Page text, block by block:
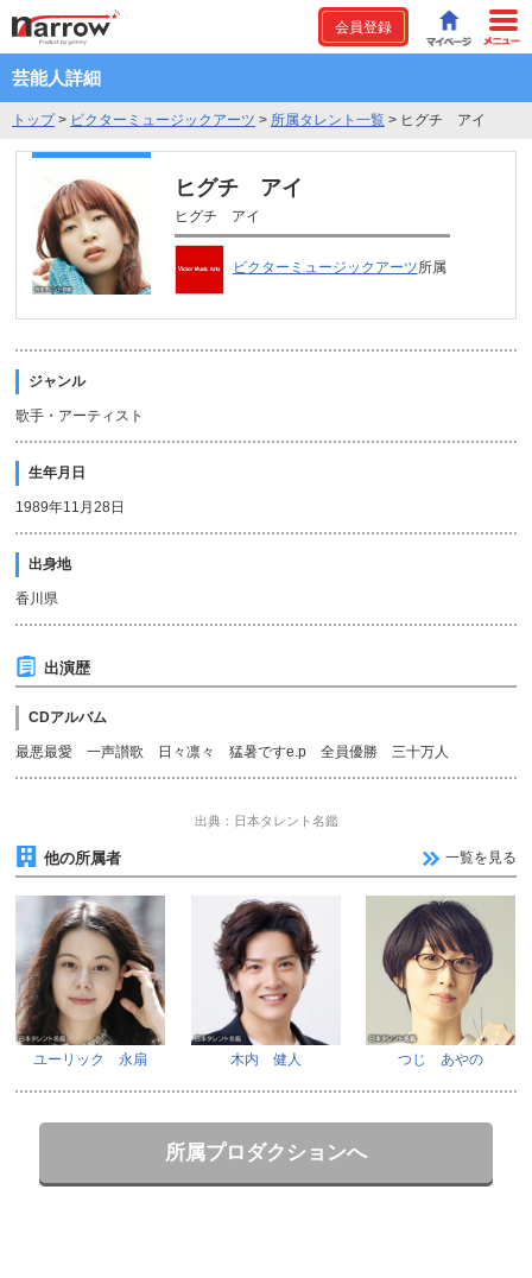
会員登録
芸能人詳細
トップ> ビクターミュージックアーツ > 所属タレント一覧 > ヒグチ アイ
ヒグチ アイ
ヒグチ アイ
ビクターミュージックアーツ所属
ジャンル
歌手・アーティスト
生年月日
1989年11月28日
出身地
香川県
出演歴
CDアルバム
最悪最愛 一声讃歌 日々凛々 猛暑ですe.p 全員優勝 三十万人
出典：日本タレント名鑑
他の所属者 一覧を見る
ユーリック 永扇 木内 健人 つじ あやの
所属プロダクションへ